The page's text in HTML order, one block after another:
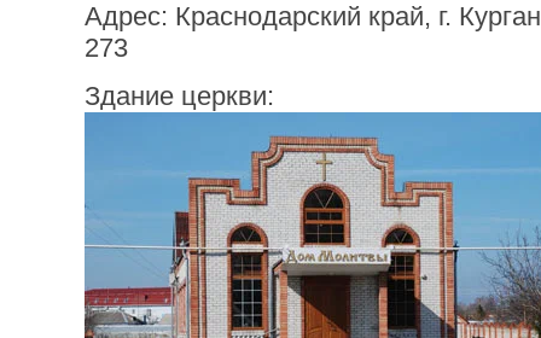
Адрес: Краснодарский край, г.
273
Здание церкви: